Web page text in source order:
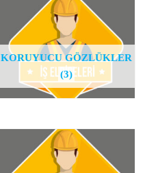
KORUYUCU GÖZLÜKLER
(3)